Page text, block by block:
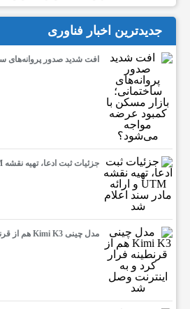
جدیدترین اخبار فناوری
افت شدید صدور پروانه‌های
جزئیات ثبت ادعا، تهیه نقشه UTM و…
مدل چینی Kimi K3 هم از قرنطینه…